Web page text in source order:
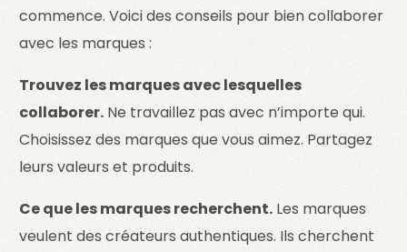
commence. Voici des conseils pour bien collaborer
avec les marques :
Trouvez les marques avec lesquelles
collaborer. Ne travaillez pas avec n’importe qui.
Choisissez des marques que vous aimez. Partagez
leurs valeurs et produits.
Ce que les marques recherchent. Les marques
veulent des créateurs authentiques. Ils cherchent